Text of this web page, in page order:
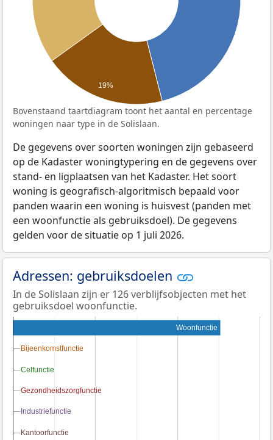
19%
Bovenstaand taartdiagram toont het aantal en percentage
woningen naar type in de Solislaan.
De gegevens over soorten woningen zijn gebaseerd
op de Kadaster woningtypering en de gegevens over
stand- en ligplaatsen van het Kadaster. Het soort
woning is geografisch-algoritmisch bepaald voor
panden waarin een woning is huisvest (panden met
een woonfunctie als gebruiksdoel). De gegevens
gelden voor de situatie op 1 juli 2026.
Adressen: gebruiksdoelen
In de Solislaan zijn er 126 verblijfsobjecten met het
gebruiksdoel woonfunctie.
Woonfunctie
Bijeenkomstfunctie
Bijeenkomstfunctie
Celfunctie
Celfunctie
Gezondheidszorgfunctie
Gezondheidszorgfunctie
Industriefunctie
Industriefunctie
Kantoorfunctie
Kantoorfunctie